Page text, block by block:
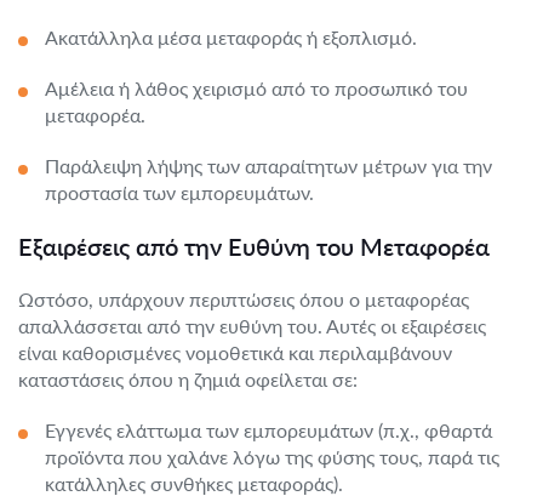
Ακατάλληλα μέσα μεταφοράς ή εξοπλισμό.
Αμέλεια ή λάθος χειρισμό από το προσωπικό του
μεταφορέα.
Παράλειψη λήψης των απαραίτητων μέτρων για την
προστασία των εμπορευμάτων.
Εξαιρέσεις από την Ευθύνη του Μεταφορέα
Ωστόσο, υπάρχουν περιπτώσεις όπου ο μεταφορέας
απαλλάσσεται από την ευθύνη του. Αυτές οι εξαιρέσεις
είναι καθορισμένες νομοθετικά και περιλαμβάνουν
καταστάσεις όπου η ζημιά οφείλεται σε:
Εγγενές ελάττωμα των εμπορευμάτων (π.χ., φθαρτά
προϊόντα που χαλάνε λόγω της φύσης τους, παρά τις
κατάλληλες συνθήκες μεταφοράς).